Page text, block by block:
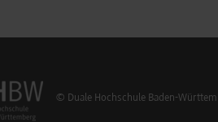
Navigation
© Duale Hochschule Baden-